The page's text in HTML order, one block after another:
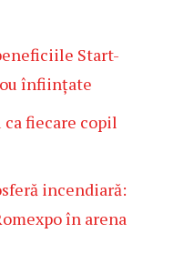
Start-
înființate
ca fiecare copil
incendiară:
în arena